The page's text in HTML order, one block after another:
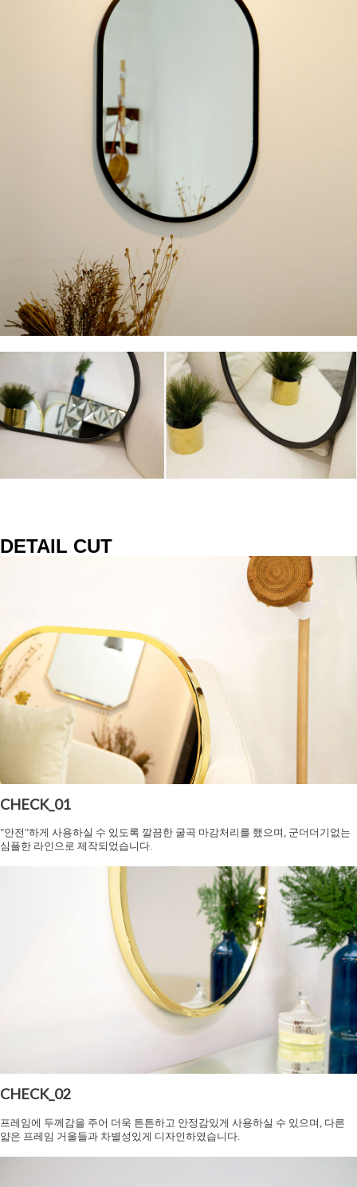
DETAIL CUT
CHECK_01
"안전"하게 사용하실 수 있도록 깔끔한 굴곡 마감처리를 했으며, 군더더기없는
심플한 라인으로 제작되었습니다.
CHECK_02
프레임에 두께감을 주어 더욱 튼튼하고 안정감있게 사용하실 수 있으며, 다른
얇은 프레임 거울들과 차별성있게 디자인하였습니다.